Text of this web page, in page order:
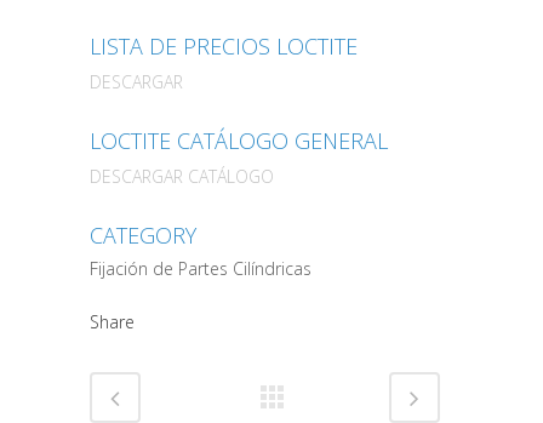
LISTA DE PRECIOS LOCTITE
DESCARGAR
LOCTITE CATÁLOGO GENERAL
DESCARGAR CATÁLOGO
CATEGORY
Fijación de Partes Cilíndricas
Share